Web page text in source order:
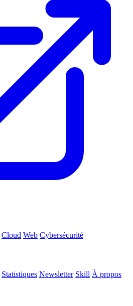
Cloud Web Cybersécurité
Statistiques Newsletter Skill À propos